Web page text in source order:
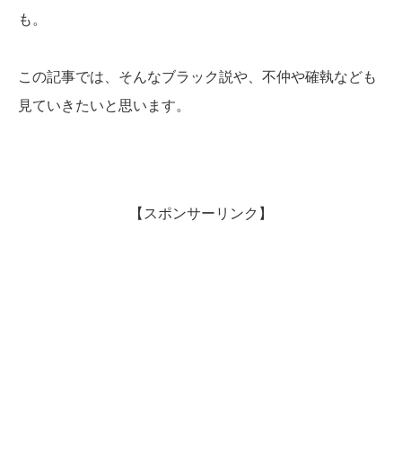
も。
この記事では、そんなブラック説や、不仲や確執なども
見ていきたいと思います。
【スポンサーリンク】